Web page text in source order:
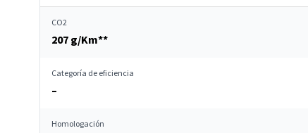
CO2
207 g/Km**
Categoría de eficiencia
–
Homologación